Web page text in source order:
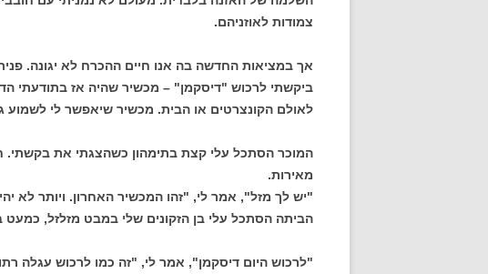
צמודות לאוזניהם.
אך במציאות החדשה בה אנו חיים ההכרח לא יגונה.
ביקשתי לרכוש "דיסקמן" – מכשיר שהיה אז בתודעתי
לאולם הקונצרטים או הבית. מכשיר שיאפשר לי לשמוע
המוכר הסתכל עלי קצת בתימהון כשהצגתי את בקשתי.
מאירות.
"יש לך מזל", אמר לי, "זהו המכשיר האחרון. ויותר לא
הביתה הסתכל עלי בן הזקונים שלי במבט מזלזל, כמעט
"לרכוש היום דיסקמן", אמר לי, "זה כמו לרכוש עגלה